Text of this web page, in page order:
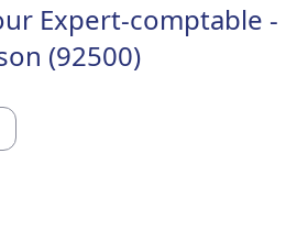
Expert-comptable -
(92500)